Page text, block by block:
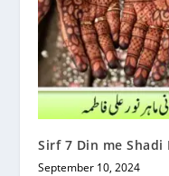
Sirf 7 Din me
September 10, 2024